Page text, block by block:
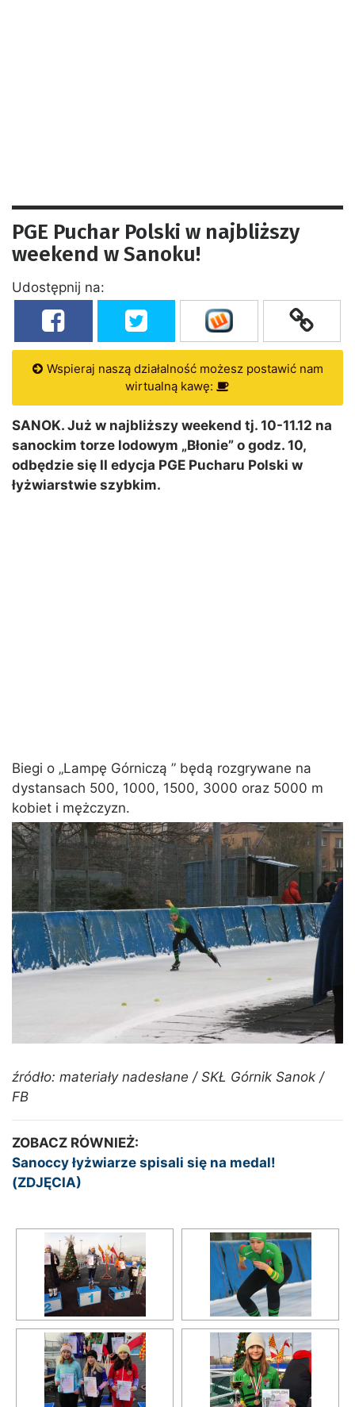
PGE Puchar Polski w najbliższy
weekend w Sanoku!
Udostępnij na:
Wspieraj naszą działalność możesz postawić nam
wirtualną kawę:
SANOK. Już w najbliższy weekend tj. 10-11.12 na
sanockim torze lodowym „Błonie” o godz. 10,
odbędzie się II edycja PGE Pucharu Polski w
łyżwiarstwie szybkim.
Biegi o „Lampę Górniczą ” będą rozgrywane na
dystansach 500, 1000, 1500, 3000 oraz 5000 m
kobiet i mężczyzn.
źródło: materiały nadesłane / SKŁ Górnik Sanok /
FB
ZOBACZ RÓWNIEŻ:
Sanoccy łyżwiarze spisali się na medal!
(ZDJĘCIA)